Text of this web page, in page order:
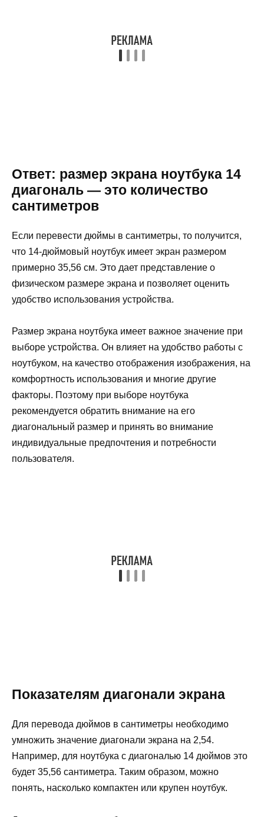
Ответ: размер экрана ноутбука 14
диагональ — это количество
сантиметров
Если перевести дюймы в сантиметры, то получится,
что 14-дюймовый ноутбук имеет экран размером
примерно 35,56 см. Это дает представление о
физическом размере экрана и позволяет оценить
удобство использования устройства.
Размер экрана ноутбука имеет важное значение при
выборе устройства. Он влияет на удобство работы с
ноутбуком, на качество отображения изображения, на
комфортность использования и многие другие
факторы. Поэтому при выборе ноутбука
рекомендуется обратить внимание на его
диагональный размер и принять во внимание
индивидуальные предпочтения и потребности
пользователя.
Показателям диагонали экрана
Для перевода дюймов в сантиметры необходимо
умножить значение диагонали экрана на 2,54.
Например, для ноутбука с диагональю 14 дюймов это
будет 35,56 сантиметра. Таким образом, можно
понять, насколько компактен или крупен ноутбук.